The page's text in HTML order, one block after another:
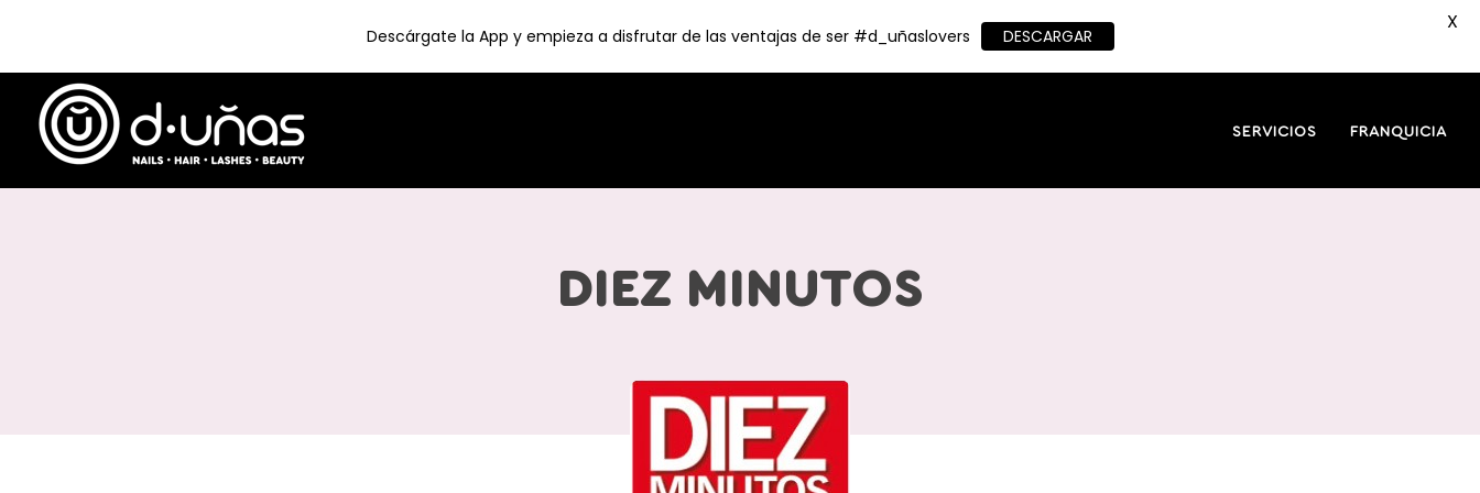
content
SERVICIOS FRANQUICIA
DIEZ MINUTOS
Descárgate la App y empieza a disfrutar de las ventajas de ser #d_uñaslovers DESCARGAR
X